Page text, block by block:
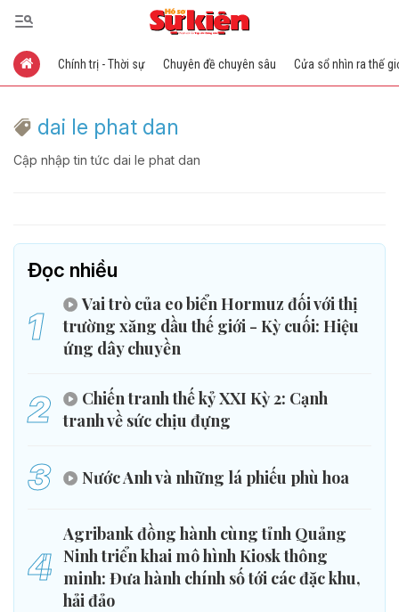
Chính trị - Thời sự Chuyên đề chuyên sâu Cửa sổ nhìn ra thế
dai le phat dan
Cập nhập tin tức dai le phat dan
Đọc nhiều
1
Vai trò của eo biển Hormuz đối với thị
trường xăng dầu thế giới - Kỳ cuối: Hiệu
ứng dây chuyền
2
Chiến tranh thế kỷ XXI Kỳ 2: Cạnh
tranh về sức chịu đựng
3 Nước Anh và những lá phiếu phù hoa
4
Agribank đồng hành cùng tỉnh Quảng
Ninh triển khai mô hình Kiosk thông
minh: Đưa hành chính số tới các đặc khu,
hải đảo